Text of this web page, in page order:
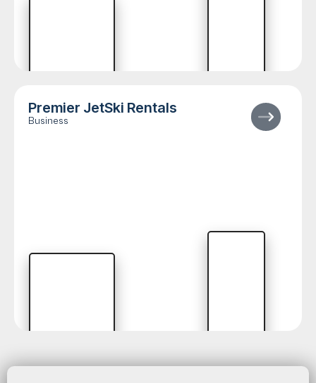
Premier JetSki Rentals
Business